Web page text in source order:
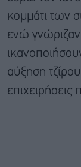
κομμάτι των
ενώ
αύξηση
επιχειρήσεις